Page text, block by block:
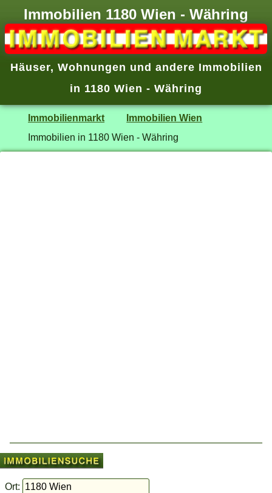
Immobilien 1180 Wien - Währing
Häuser, Wohnungen und andere Immobilien
in 1180 Wien - Währing
Immobilienmarkt
Immobilien Wien
Immobilien in 1180 Wien - Währing
Ort: